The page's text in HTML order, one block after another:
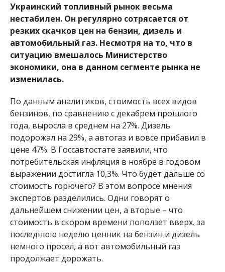
Украинский топливный рынок весьма
нестабилен. Он регулярно сотрясается от
резких скачков цен на бензин, дизель и
автомобильный газ. Несмотря на то, что в
ситуацию вмешалось Министерство
экономики, она в данном сегменте рынка не
изменилась.
По данным аналитиков, стоимость всех видов
бензинов, по сравнению с декабрем прошлого
года, выросла в среднем на 27%. Дизель
подорожал на 29%, а автогаз и вовсе прибавил в
цене 47%. В Госсавтостате заявили, что
потребительская инфляция в ноябре в годовом
выражении достигла 10,3%. Что будет дальше со
стоимость горючего? В этом вопросе мнения
экспертов разделились. Одни говорят о
дальнейшем снижении цен, а вторые – что
стоимость в скором времени поползет вверх. за
последнюю неделю ценник на бензин и дизель
немного просел, а вот автомобильный газ
продолжает дорожать.